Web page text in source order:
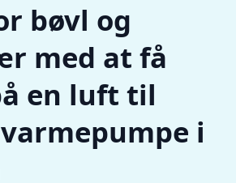
bøvl og
med at få
en luft til
i